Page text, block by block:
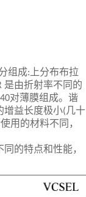
组成: 上分布布拉
是由折射率不同的
对薄膜组成。谐
增益长度极小(几十
用的材料不同，
的特点和性能，